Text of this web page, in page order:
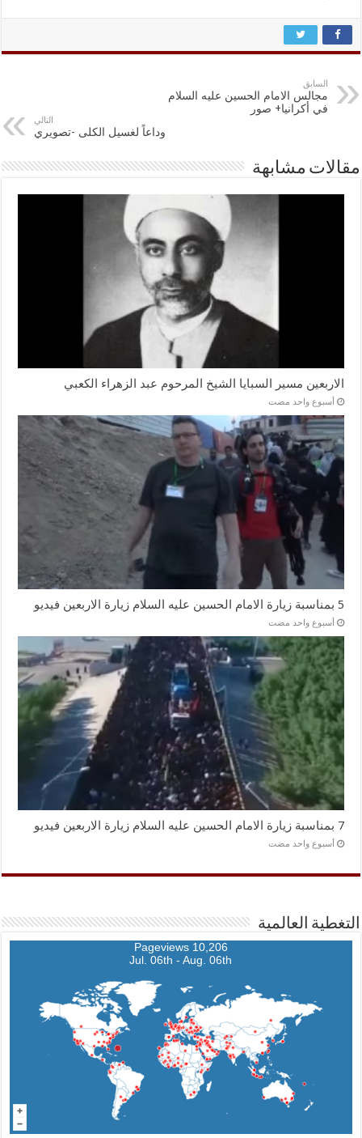
السابق
مجالس الامام الحسين عليه السلام
في أكرانيا+ صور
التالي
وداعاً لغسيل الكلى -تصويري
مقالات مشابهة
الاربعين مسير السبايا الشيخ المرحوم عبد الزهراء الكعبي
‏أسبوع واحد مضت
5 بمناسبة زيارة الامام الحسين عليه السلام زيارة الاربعين فيديو
‏أسبوع واحد مضت
7 بمناسبة زيارة الامام الحسين عليه السلام زيارة الاربعين فيديو
‏أسبوع واحد مضت
التغطية العالمية
10,206 Pageviews
Jul. 06th - Aug. 06th